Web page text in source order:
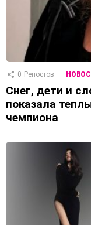
0 Репостов
Снег, дети и
показала
чемпиона